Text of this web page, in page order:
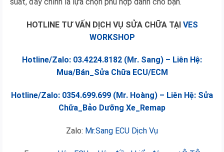
HOTLINE TƯ VẤN DỊCH VỤ SỬA CHỮA TẠI VES
WORKSHOP
Hotline/Zalo: 03.4224.8182 (Mr. Sang) – Liên Hệ:
Mua/Bán_Sửa Chữa ECU/ECM
Hotline/Zalo: 0354.699.699 (Mr. Hoàng) – Liên Hệ: Sửa
Chữa_Bảo Dưỡng Xe_Remap
Zalo: Mr.Sang ECU Dịch Vụ